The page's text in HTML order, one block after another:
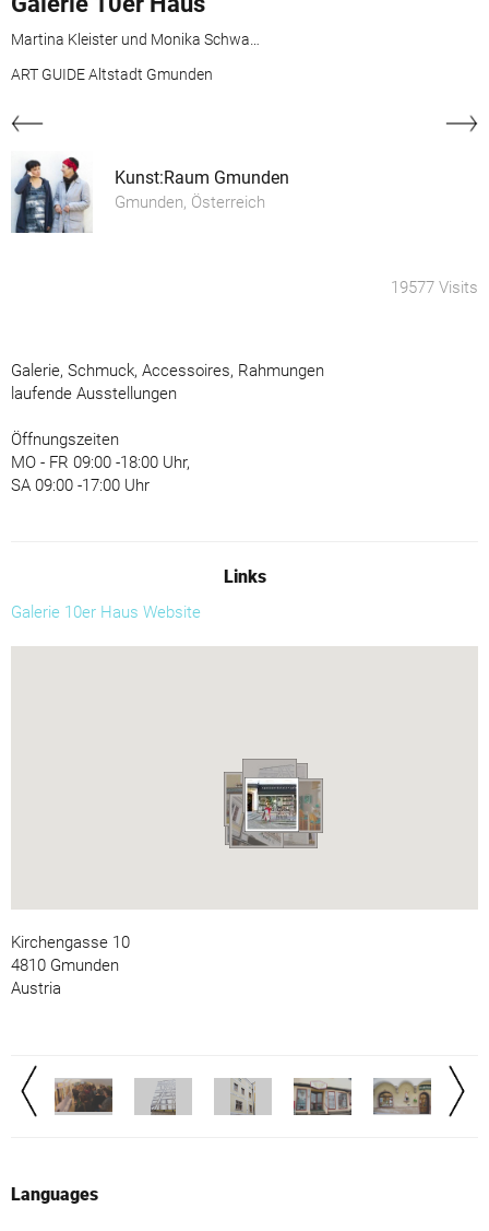
ART GUIDE Altstadt Gmunden
Kunst:Raum Gmunden
Gmunden, Österreich
19577 Visits
Galerie, Schmuck, Accessoires, Rahmungen
laufende Ausstellungen
Öffnungszeiten
MO - FR 09:00 -18:00 Uhr,
SA 09:00 -17:00 Uhr
Links
Galerie 10er Haus Website
Kirchengasse 10
4810 Gmunden
Austria
Languages